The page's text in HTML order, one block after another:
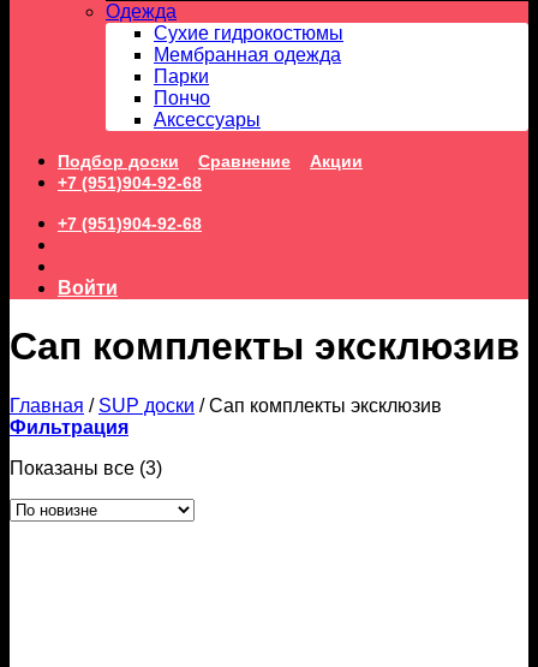
Одежда
Сухие гидрокостюмы
Мембранная одежда
Парки
Пончо
Аксессуары
Подбор доски Сравнение
Акции
+7 (951)904-92-68
+7 (951)904-92-68
Войти
Сап комплекты эксклюзив
Главная / SUP доски /Сап комплекты эксклюзив
Фильтрация
Показаны все (3)Сортировка:
недавние